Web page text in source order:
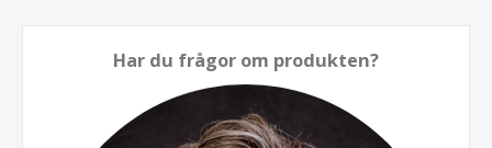
Har du frågor om produkten?